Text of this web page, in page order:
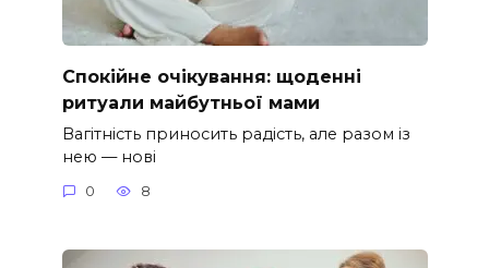
Спокійне очікування: щоденні
ритуали майбутньої мами
Вагітність приносить радість, але разом із
нею — нові
0 8